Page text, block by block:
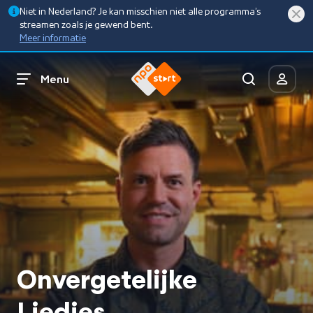
Niet in Nederland? Je kan misschien niet alle programma’s
streamen zoals je gewend bent.
Meer informatie
Menu
Onvergetelijke